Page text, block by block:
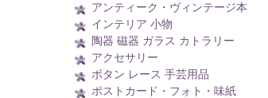
アンティーク・ヴィンテージ本
インテリア 小物
陶器 磁器 ガラス カトラリー
アクセサリー
ボタン レース 手芸用品
ポストカード・フォト・味紙